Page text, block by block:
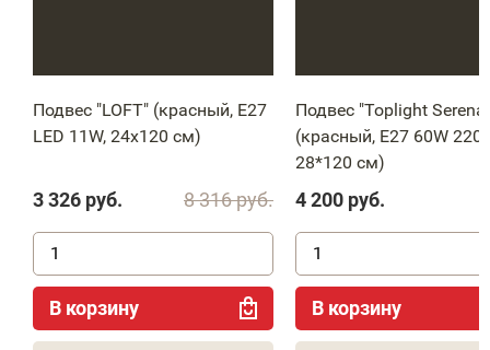
Подвес "LOFT" (красный, E27
LED 11W, 24x120 см)
8 316руб.
3 326 руб.
В корзину
Подвес "Toplight Serena"
(красный, E27 60W
28*120 см)
4 200 руб.
В корзину